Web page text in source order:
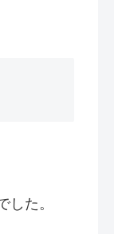
た。